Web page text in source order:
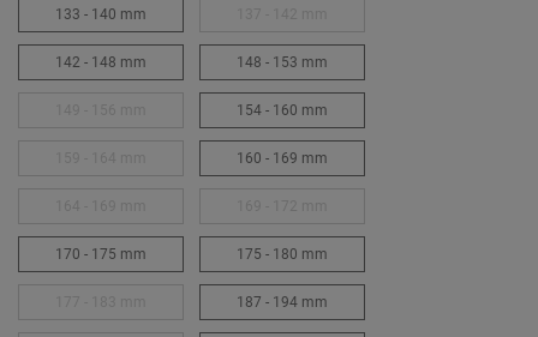
133 - 140 mm
142 - 148 mm 148 - 153 mm
154 - 160 mm
160 - 169 mm
170 - 175 mm 175 - 180 mm
187 - 194 mm